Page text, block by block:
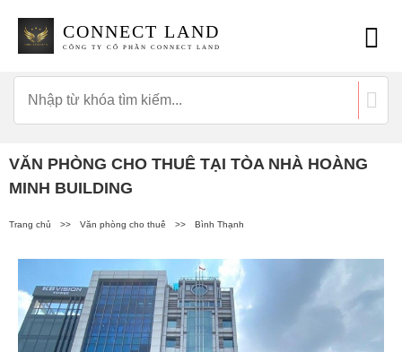
CONNECT LAND
CÔNG TY CỔ PHẦN CONNECT LAND
VĂN PHÒNG CHO THUÊ TẠI TÒA NHÀ HOÀNG
MINH BUILDING
Trang chủ >> Văn phòng cho thuê >> Bình Thạnh